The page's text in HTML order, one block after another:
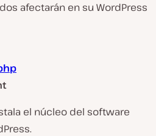
afectarán en su WordPress
el núcleo del software